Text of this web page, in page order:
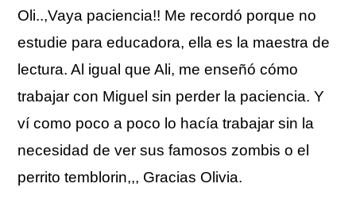
Oli..,Vaya paciencia!! Me recordó porque no
estudie para educadora, ella es la maestra de
lectura. Al igual que Ali, me enseñó cómo
trabajar con Miguel sin perder la paciencia. Y
ví como poco a poco lo hacía trabajar sin la
necesidad de ver sus famosos zombis o el
perrito temblorin,,, Gracias Olivia.